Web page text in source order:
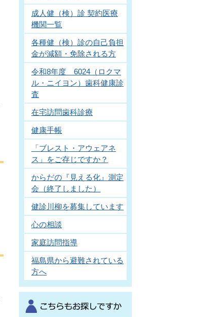
成人健（検）診 契約医療
機関一覧
各種健（検）診の自己負担
金が減額・免除される方
令和8年度 6024（ロクマ
ル・ニイヨン）歯科健康診
査
在宅訪問歯科診療
健康手帳
「ブレスト・アウェアネ
ス」をご存じですか？
からだの『見える化』測定
会（終了しました）
健診川柳を募集しています
心の相談
家庭訪問指導
福島県から避難されている
方へ